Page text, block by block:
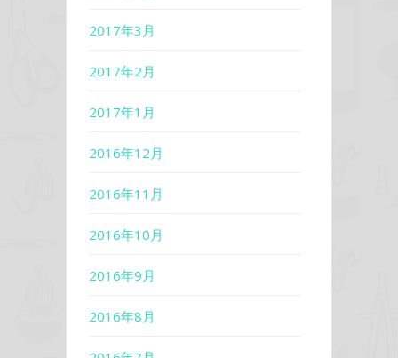
2017年3月
2017年2月
2017年1月
2016年12月
2016年11月
2016年10月
2016年9月
2016年8月